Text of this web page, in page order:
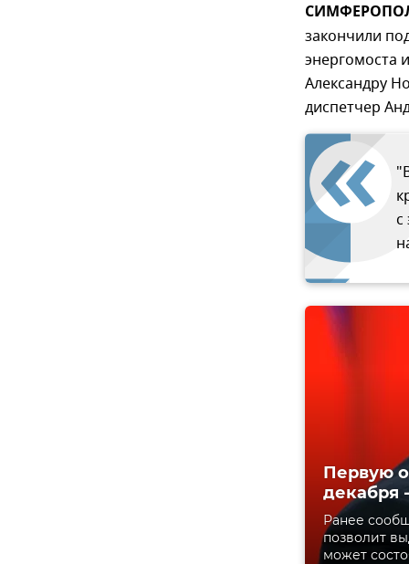
закончили
энергомоста
Александру
диспетчер
Первую
декабря
Ранее
позволит
может